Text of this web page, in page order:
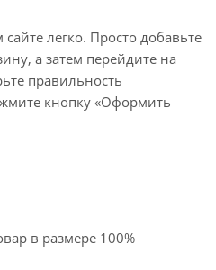
легко. Просто добавьте
а затем перейдите на
правильность
кнопку «Оформить
в размере 100%